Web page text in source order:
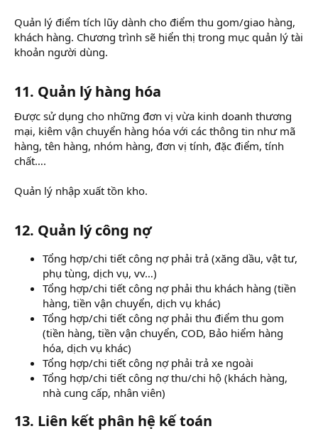
Quản lý điểm tích lũy dành cho điểm thu gom/giao hàng,
khách hàng. Chương trình sẽ hiển thị trong mục quản lý tài
khoản người dùng.
11. Quản lý hàng hóa
Được sử dụng cho những đơn vị vừa kinh doanh thương
mại, kiêm vận chuyển hàng hóa với các thông tin như mã
hàng, tên hàng, nhóm hàng, đơn vị tính, đặc điểm, tính
chất….
Quản lý nhập xuất tồn kho.
12. Quản lý công nợ
Tổng hợp/chi tiết công nợ phải trả (xăng dầu, vật tư,
phụ tùng, dịch vụ, vv…)
Tổng hợp/chi tiết công nợ phải thu khách hàng (tiền
hàng, tiền vận chuyển, dịch vụ khác)
Tổng hợp/chi tiết công nợ phải thu điểm thu gom
(tiền hàng, tiền vận chuyển, COD, Bảo hiểm hàng
hóa, dịch vụ khác)
Tổng hợp/chi tiết công nợ phải trả xe ngoài
Tổng hợp/chi tiết công nợ thu/chi hộ (khách hàng,
nhà cung cấp, nhân viên)
13. Liên kết phân hệ kế toán